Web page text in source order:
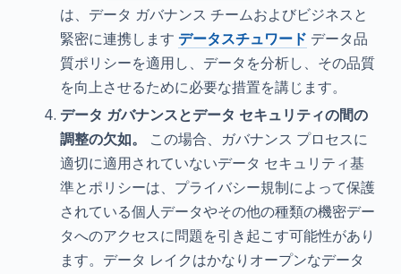
は、データ ガバナンス チームおよびビジネスと
緊密に連携します データスチュワード データ品
質ポリシーを適用し、データを分析し、その品質
を向上させるために必要な措置を講じます。
データ ガバナンスとデータ セキュリティの間の
調整の欠如。
この場合、ガバナンス プロセスに
適切に適用されていないデータ セキュリティ基
準とポリシーは、プライバシー規制によって保護
されている個人データやその他の種類の機密デー
タへのアクセスに問題を引き起こす可能性があり
ます。データ レイクはかなりオープンなデータ